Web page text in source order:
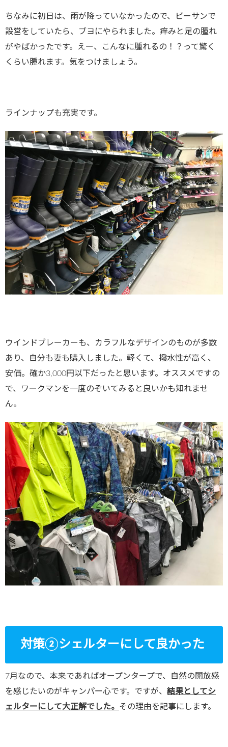
ちなみに初日は、雨が降っていなかったので、ビーサンで
設営をしていたら、ブヨにやられました。痒みと足の腫れ
がやばかったです。えー、こんなに腫れるの！？って驚く
くらい腫れます。気をつけましょう。
ラインナップも充実です。
ウインドブレーカーも、カラフルなデザインのものが多数
あり、自分も妻も購入しました。軽くて、撥水性が高く、
安価。確か3,000円以下だったと思います。オススメですの
で、ワークマンを一度のぞいてみると良いかも知れませ
ん。
対策②シェルターにして良かった
7月なので、本来であればオープンタープで、自然の開放感
を感じたいのがキャンパー心です。ですが、 結果としてシ
ェルターにして大正解でした。
その理由を記事にします。